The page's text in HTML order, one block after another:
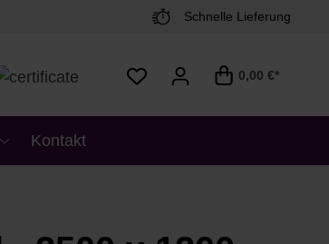
Schnelle Lieferung
0,00 €*
Kontakt